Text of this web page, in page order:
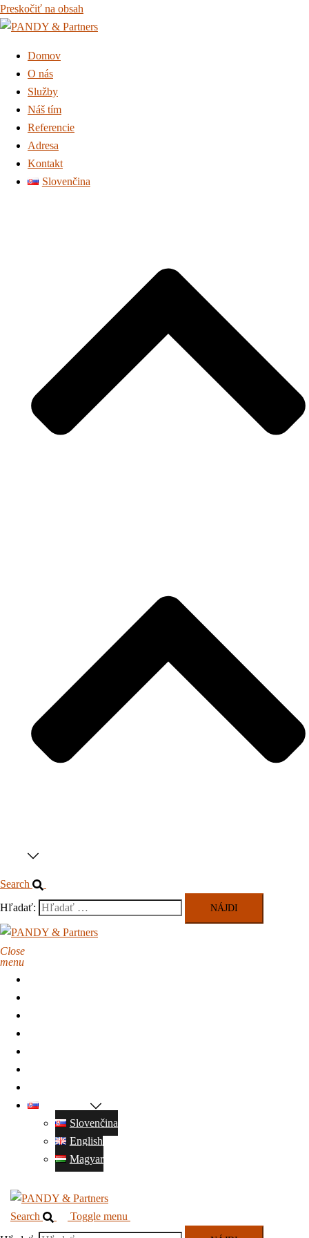
Preskočiť na obsah
Domov
O nás
Služby
Náš tím
Referencie
Adresa
Kontakt
Slovenčina
Search
Hľadať:
Close
menu
Slovenčina
English
Magyar
Search
Toggle menu